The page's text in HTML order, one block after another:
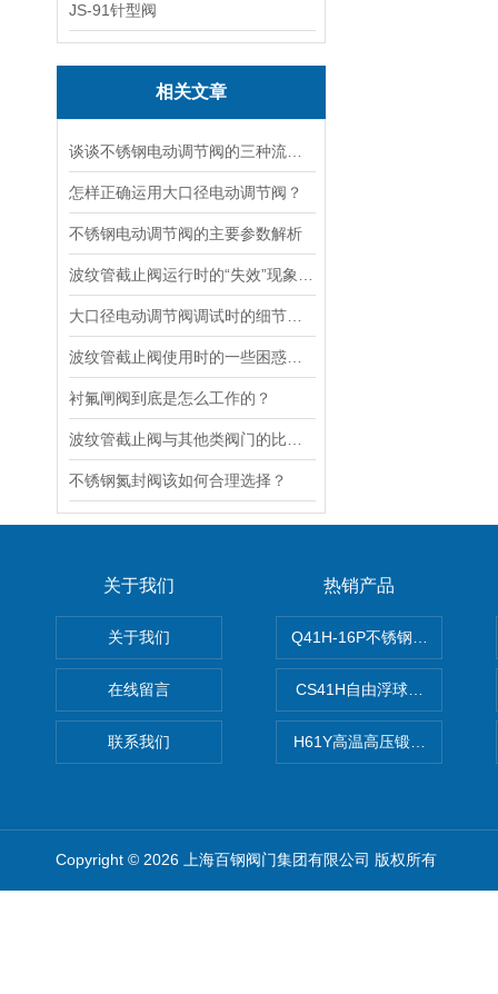
JS-91针型阀
相关文章
怎样正确运用大口径电动调节阀？
不锈钢电动调节阀的主要参数解析
衬氟闸阀到底是怎么工作的？
不锈钢氮封阀该如何合理选择？
关于我们
关于我们
在线留言
联系我们
热销产品
Q41H-16P不锈钢硬密封球阀
CS41H自由浮球式蒸汽疏水
H61Y高温高压锻钢止回阀
Copyright © 2026 上海百钢阀门集团有限公司 版权所有